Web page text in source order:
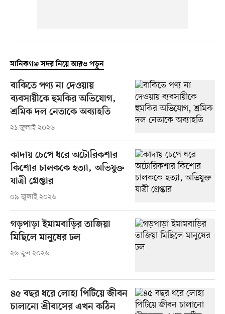
মানিকগঞ্জ সদর নিয়ে আরও পড়ুন
বাকিতে পণ্য না দেওয়ায়
ব্যবসায়ীকে হুমকির অভিযোগ,
শ্রমিক দল নেতাকে অব্যাহতি
২১ জুলাই ২০২৬
কাদায় চেপে ধরে অটোরিকশার
কিশোর চালককে হত্যা, অভিযুক্ত
যাত্রী গ্রেপ্তার
০৯ জুলাই ২০২৬
গড়পাড়া ইমামবাড়ির তাজিয়া
মিছিলে মানুষের ঢল
২৬ জুন ২০২৬
৪৫ বছর ধরে লোহা পিটিয়ে জীবন
চালানো শ্রীবাসের এখন কঠিন